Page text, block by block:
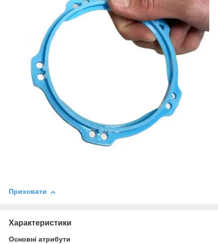
Приховати
Характеристики
Основні атрибути